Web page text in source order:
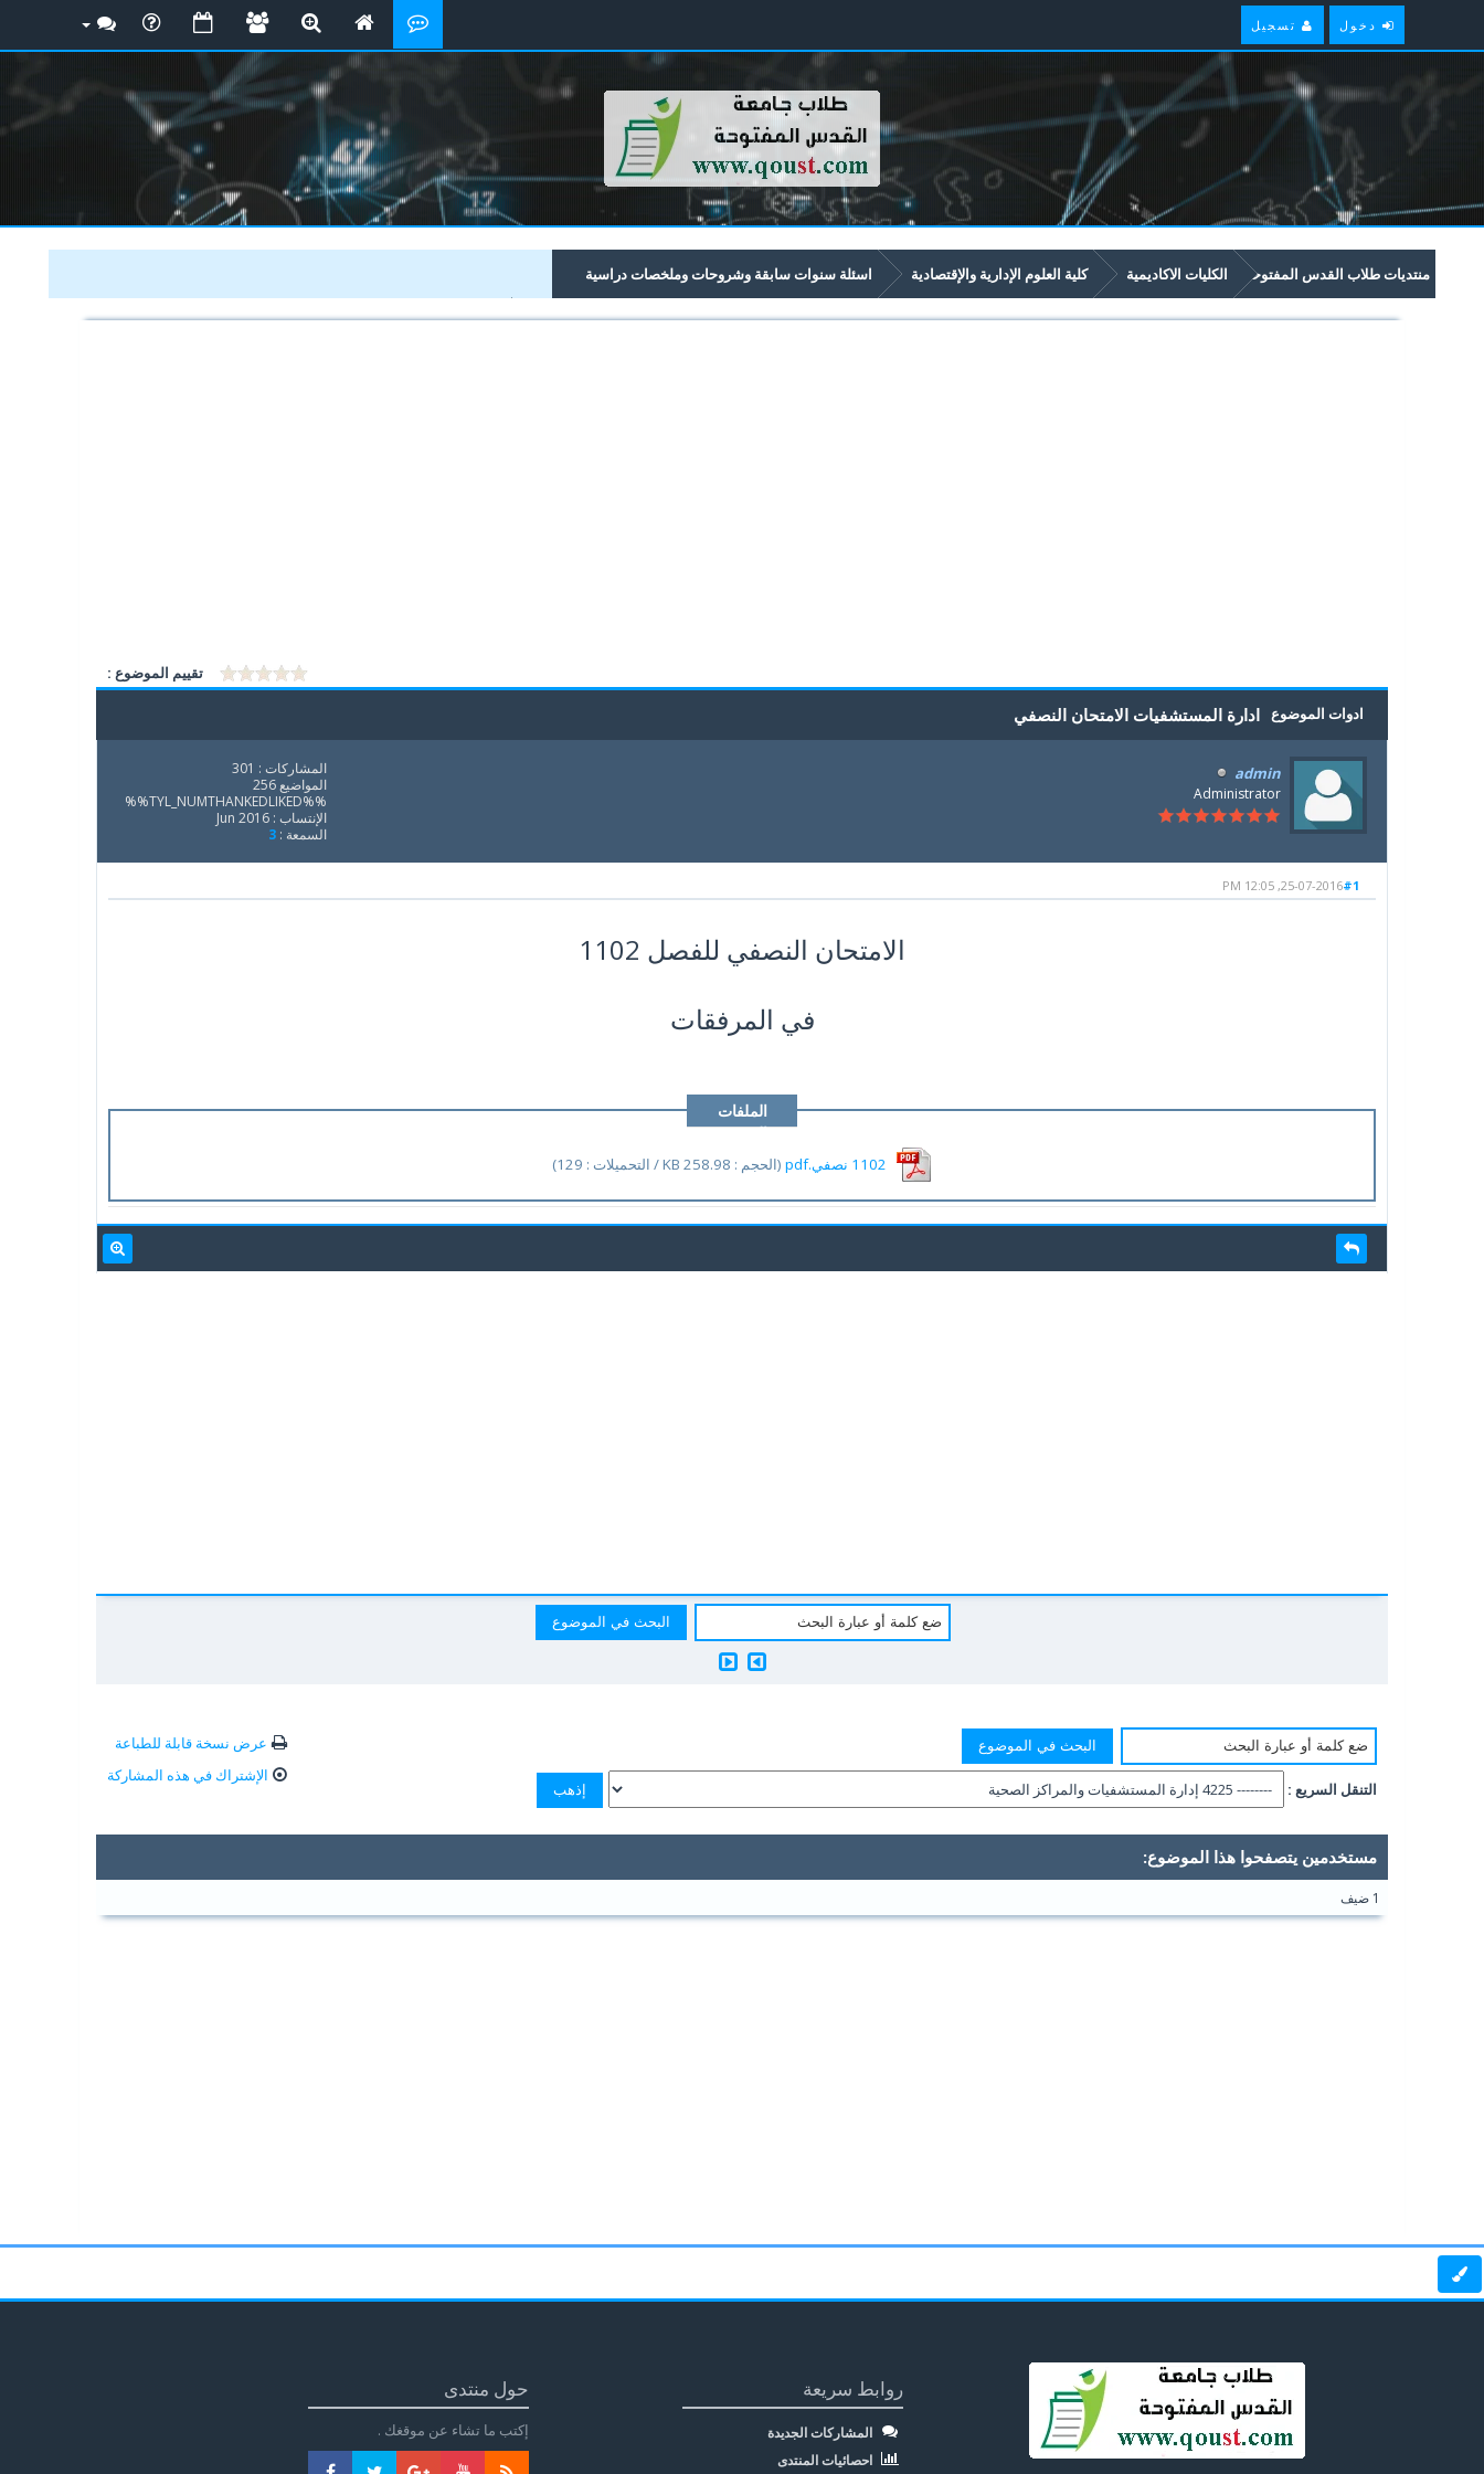
دخول تسجيل
منتديات طلاب القدس المفتوحة الكليات الاكاديمية كلية العلوم الإدارية والإقتصادية اسئلة سنوات سابقة وشروحات وملخصات دراسية
امتحانات سابقة وملخصات لمواد مستوى سنة ثانية في برنامج العلوم الادارية والاقتصادية تبدأ برقم 42xx 4225 إدارة المستشفيات والمراكز الصحية ادارة المستشفيات الامتحان النصفي
تقييم الموضوع :
ادوات الموضوع ادارة المستشفيات الامتحان النصفي
admin
Administrator
المشاركات : 301
المواضيع 256
%%TYL_NUMTHANKEDLIKED%%
الإنتساب : Jun 2016
السمعة : 3
#1
25-07-2016, 12:05 PM
الامتحان النصفي للفصل 1102
في المرفقات
الملفات
المرفقة
1102 نصفي.pdf (الحجم : 258.98 KB / التحميلات : 129)
عرض نسخة قابلة للطباعة
الإشتراك في هذه المشاركة
التنقل السريع :
مستخدمين يتصفحوا هذا الموضوع:
1 ضيف
روابط سريعة
المشاركات الجديدة
احصائيات المنتدى
حول منتدى
إكتب ما تشاء عن موقغك .